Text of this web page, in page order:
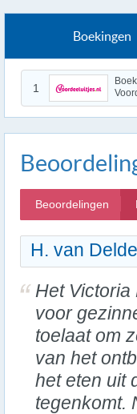
Boekingen
1
Beoordelingen
H. van
Het
voor
toelaat om
van het
het eten uit
tegenkomt.